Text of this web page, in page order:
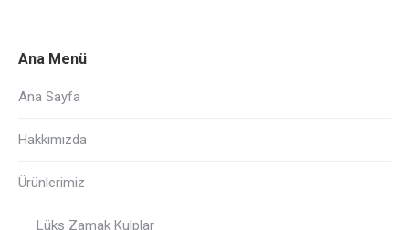
Ana Menü
Ana Sayfa
Hakkımızda
Ürünlerimiz
Lüks Zamak Kulplar